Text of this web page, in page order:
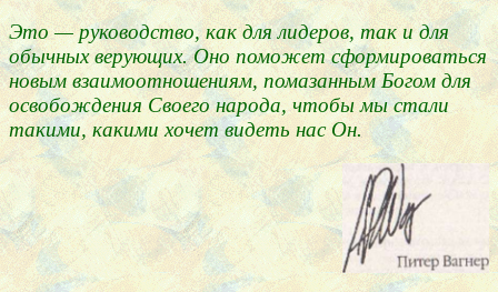
Это — руководство, как для лидеров, так и для
обычных верующих. Оно поможет сформироваться
новым взаимоотношениям, помазанным Богом для
освобождения Своего народа, чтобы мы стали
такими, какими хочет видеть нас Он.